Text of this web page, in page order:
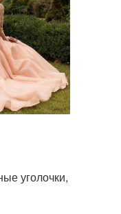
уголочки,